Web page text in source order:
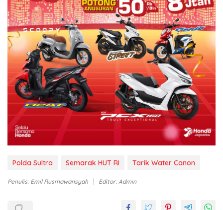
Polda Sultra Semarak HUT RI Tarik Water Canon
Penulis: Emil Rusmawansyah Editor: Admin